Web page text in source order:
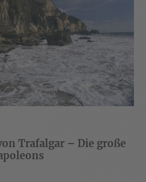
Trafalgar – Die große